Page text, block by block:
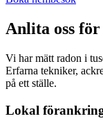
Anlita oss
Vi har mätt radon i
Erfarna tekniker,
på ett ställe.
Lokal